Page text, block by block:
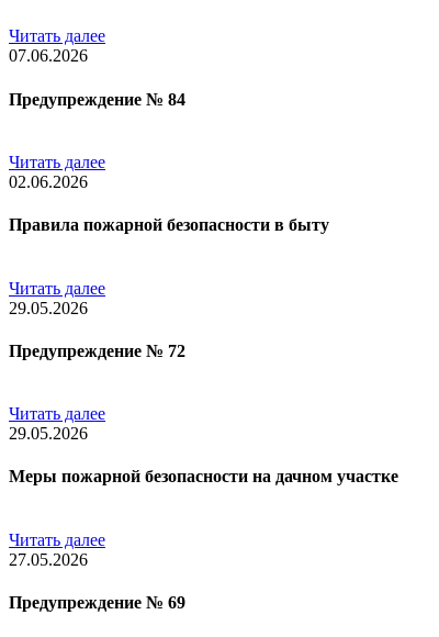
Читать далее
07.06.2026
Предупреждение № 84
Читать далее
02.06.2026
Правила пожарной безопасности в быту
Читать далее
29.05.2026
Предупреждение № 72
Читать далее
29.05.2026
Меры пожарной безопасноcти на дачном участке
Читать далее
27.05.2026
Предупреждение № 69